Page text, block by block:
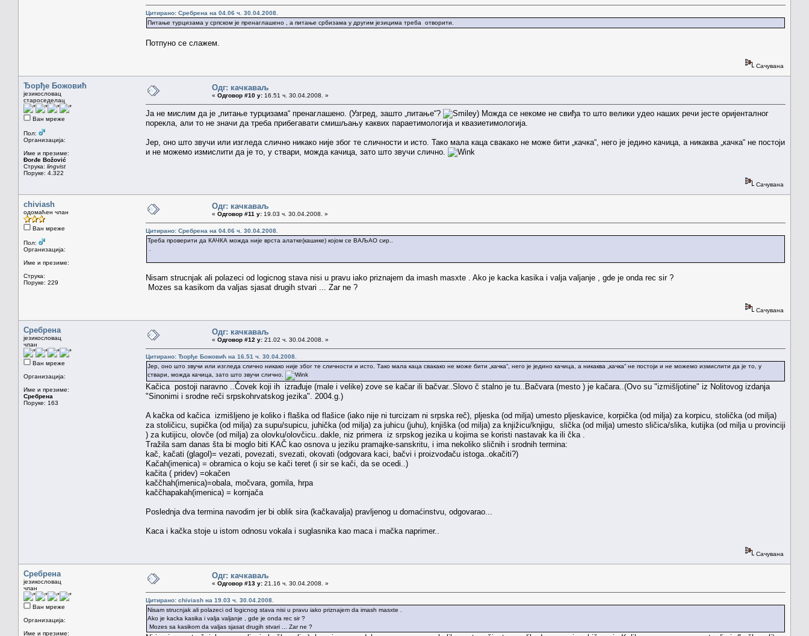
Цитирано: Сребрена на 04.06 ч. 30.04.2008.
Питање турцизама у српском је пренаглашено , а питање србизама у другим језицима треба отворити.
Потпуно се слажем.
Сачувана
Ђорђе Божовић
језикословац
староседелац
Ван мреже
Пол:
Организација:
Име и презиме:
Đorđe Božović
Струка: lingvist
Поруке: 4.322
Одг: качкаваљ
« Одговор #10 у: 16.51 ч. 30.04.2008. »
Ја не мислим да је „питање турцизама“ пренаглашено. (Узгред, зашто „питање“?
) Можда се некоме не свиђа то што велики удео наших речи јесте оријенталног
порекла, али то не значи да треба прибегавати смишљању каквих параетимологија и квазиетимологија.
Јер, оно што звучи или изгледа слично никако није због те сличности и исто. Тако мала каца свакако не може бити „качка“, него је једино качица, а никаква „качка“ не постоји
и не можемо измислити да је то, у ствари, можда качица, зато што звучи слично.
Сачувана
chiviash
одомаћен члан
Ван мреже
Пол:
Организација:
Име и презиме:
Струка:
Поруке: 229
Одг: качкаваљ
« Одговор #11 у: 19.03 ч. 30.04.2008. »
Цитирано: Сребрена на 04.06 ч. 30.04.2008.
Треба проверити да КАЧКА можда није врста алатке(кашике) којом се ВАЉАО сир..
Nisam strucnjak ali polazeci od logicnog stava nisi u pravu iako priznajem da imash masxte . Ako je kacka kasika i valja valjanje , gde je onda rec sir ?
Mozes sa kasikom da valjas sjasat drugih stvari ... Zar ne ?
Сачувана
Сребрена
језикословац
члан
Ван мреже
Организација:
Име и презиме:
Сребрена
Поруке: 163
Одг: качкаваљ
« Одговор #12 у: 21.02 ч. 30.04.2008. »
Цитирано: Ђорђе Божовић на 16.51 ч. 30.04.2008.
Јер, оно што звучи или изгледа слично никако није због те сличности и исто. Тако мала каца свакако не може бити „качка“, него је једино качица, а никаква „качка“ не постоји и не можемо измислити да је то, у
ствари, можда качица, зато што звучи слично.
Kačica postoji naravno ..Čovek koji ih izrađuje (male i velike) zove se kačar ili bačvar..Slovo č stalno je tu..Bačvara (mesto ) je kačara..(Ovo su "izmišljotine" iz Nolitovog izdanja
"Sinonimi i srodne reči srpskohrvatskog jezika". 2004.g.)
A kačka od kačica izmišljeno je koliko i flaška od flašice (iako nije ni turcizam ni srpska reč), pljeska (od milja) umesto pljeskavice, korpička (od milja) za korpicu, stolička (od milja)
za stoličicu, supička (od milja) za supu/supicu, juhička (od milja) za juhicu (juhu), knjiška (od milja) za knjižicu/knjigu, slička (od milja) umesto sličica/slika, kutijka (od milja u provinciji
) za kutijicu, olovče (od milja) za olovku/olovčicu..dakle, niz primera iz srpskog jezika u kojima se koristi nastavak ka ili čka .
Tražila sam danas šta bi moglo biti KAČ kao osnova u jeziku pramajke-sanskritu, i ima nekoliko sličnih i srodnih termina:
kač, kačati (glagol)= vezati, povezati, svezati, okovati (odgovara kaci, bačvi i proizvođaču istoga..okačiti?)
Kačah(imenica) = obramica o koju se kači teret (i sir se kači, da se ocedi..)
kačita ( pridev) =okačen
kaččhah(imenica)=obala, močvara, gomila, hrpa
kaččhapakah(imenica) = kornjača
Poslednja dva termina navodim jer bi oblik sira (kačkavalja) pravljenog u domaćinstvu, odgovarao...
Kaca i kačka stoje u istom odnosu vokala i suglasnika kao maca i mačka naprimer..
Сачувана
Сребрена
језикословац
члан
Ван мреже
Организација:
Име и презиме:
Одг: качкаваљ
« Одговор #13 у: 21.16 ч. 30.04.2008. »
Цитирано: chiviash на 19.03 ч. 30.04.2008.
Nisam strucnjak ali polazeci od logicnog stava nisi u pravu iako priznajem da imash masxte .
Ako je kacka kasika i valja valjanje , gde je onda rec sir ?
Mozes sa kasikom da valjas sjasat drugih stvari ... Zar ne ?